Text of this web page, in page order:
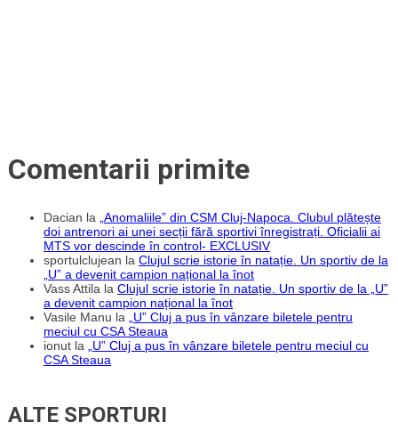
Comentarii primite
Dacian la
„Anomaliile” din CSM Cluj-Napoca. Clubul plătește
doi antrenori ai unei secții fără sportivi înregistrați. Oficialii ai
MTS vor descinde în control- EXCLUSIV
sportulclujean la Clujul scrie istorie în natație. Un sportiv de la
„U” a devenit campion național la înot
Vass Attila la Clujul scrie istorie în natație. Un sportiv de la „U”
a devenit campion național la înot
Vasile Manu la
„U” Cluj a pus în vânzare biletele pentru
meciul cu CSA Steaua
ionut la
„U” Cluj a pus în vânzare biletele pentru meciul cu
CSA Steaua
ALTE SPORTURI